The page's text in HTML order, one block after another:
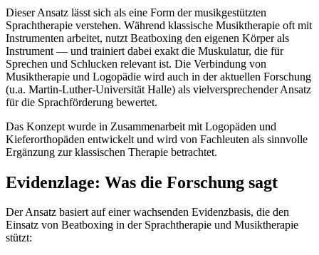
Dieser Ansatz lässt sich als eine Form der musikgestützten
Sprachtherapie verstehen. Während klassische Musiktherapie oft mit
Instrumenten arbeitet, nutzt Beatboxing den eigenen Körper als
Instrument — und trainiert dabei exakt die Muskulatur, die für
Sprechen und Schlucken relevant ist. Die Verbindung von
Musiktherapie und Logopädie wird auch in der aktuellen Forschung
(u.a. Martin-Luther-Universität Halle) als vielversprechender Ansatz
für die Sprachförderung bewertet.
Das Konzept wurde in Zusammenarbeit mit Logopäden und
Kieferorthopäden entwickelt und wird von Fachleuten als sinnvolle
Ergänzung zur klassischen Therapie betrachtet.
Evidenzlage: Was die Forschung sagt
Der Ansatz basiert auf einer wachsenden Evidenzbasis, die den
Einsatz von Beatboxing in der Sprachtherapie und Musiktherapie
stützt: